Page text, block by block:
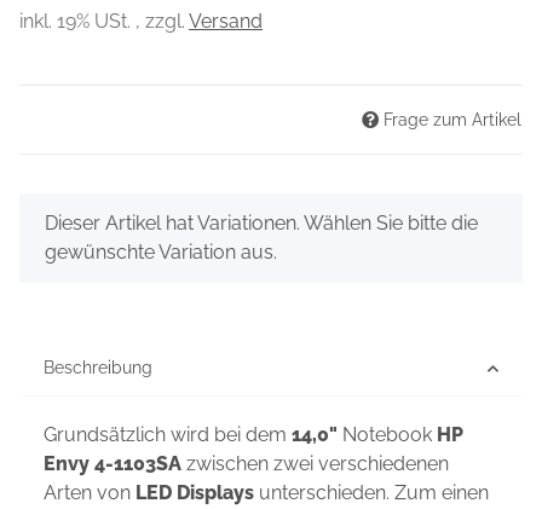
inkl. 19% USt. , zzgl. Versand
Frage zum Artikel
x
Dieser Artikel hat Variationen. Wählen Sie bitte die
gewünschte Variation aus.
Beschreibung
Grundsätzlich wird bei dem 14,0" Notebook HP
Envy 4-1103SA zwischen zwei verschiedenen
Arten von LED Displays unterschieden. Zum einen